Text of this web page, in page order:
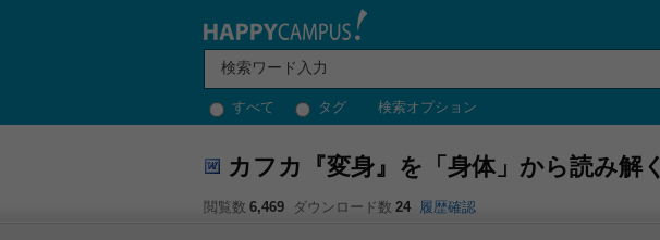
すべて タグ 検索オプション
カフカ『変身』を「身体」から読み解く
閲覧数 6,469 ダウンロード数 24 履歴確認